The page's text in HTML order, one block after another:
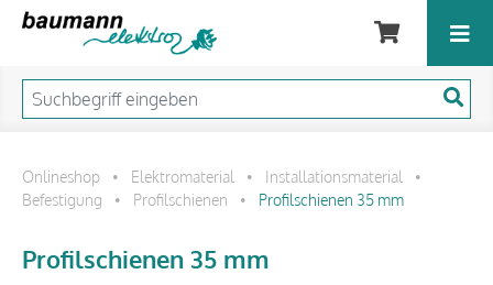
Onlineshop • Elektromaterial • Installationsmaterial
•
Befestigung
• Profilschienen • Profilschienen 35 mm
Profilschienen 35 mm